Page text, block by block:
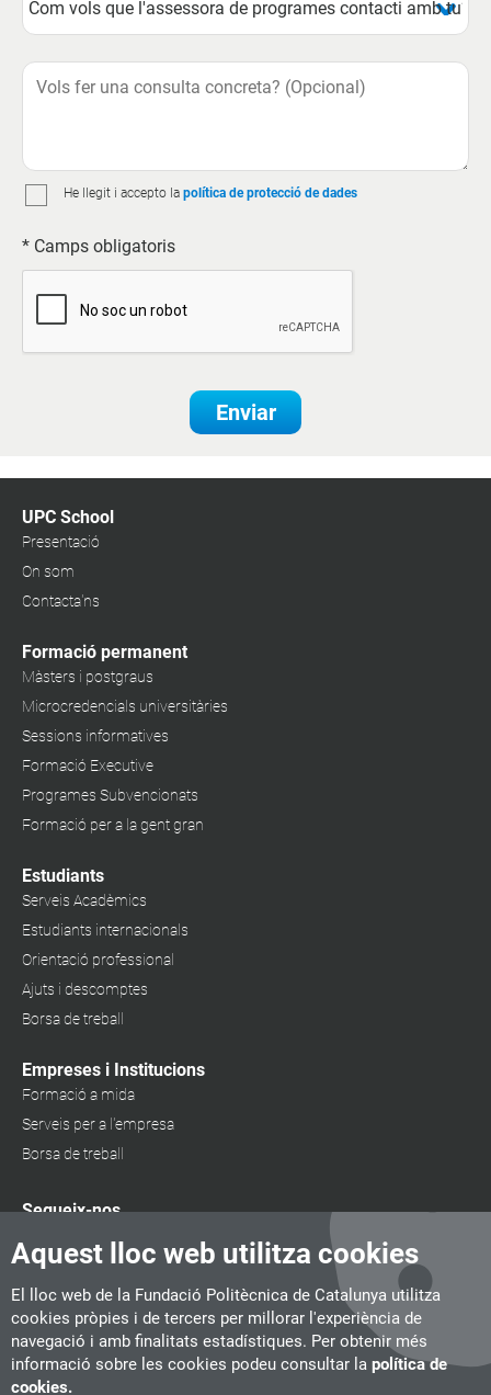
Aquest lloc web utilitza cookies
El lloc web de la Fundació Politècnica de Catalunya utilitza
cookies pròpies i de tercers per millorar l'experiència de
navegació i amb finalitats estadístiques. Per obtenir més
informació sobre les cookies podeu consultar la política de
cookies.
He llegit i accepto la política de protecció de dades
* Camps obligatoris
Enviar
UPC School
Presentació
On som
Contacta'ns
Formació permanent
Màsters i postgraus
Microcredencials universitàries
Sessions informatives
Formació Executive
Programes Subvencionats
Formació per a la gent gran
Estudiants
Serveis Acadèmics
Estudiants internacionals
Orientació professional
Ajuts i descomptes
Borsa de treball
Empreses i Institucions
Formació a mida
Serveis per a l'empresa
Borsa de treball
Segueix-nos